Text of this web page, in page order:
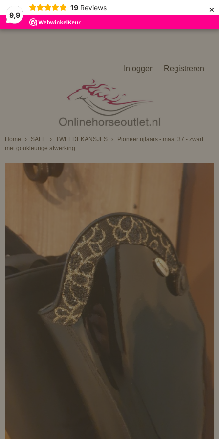
9,9
19 Reviews ×
Inloggen Registreren
Home › SALE › TWEEDEKANSJES ›
Pioneer rijlaars - maat 37 - zwart
met goukleurige afwerking